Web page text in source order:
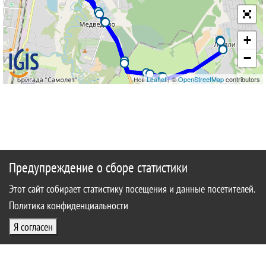
+
−
Leaflet| ©OpenStreetMapcontributors
Предупреждение о сборе статистики
Этот сайт собирает статистику посещения и данные посетителей.
Политика конфиденциальности
Я согласен